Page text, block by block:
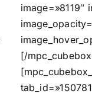
image=»8119″
[/